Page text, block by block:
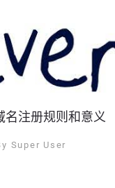
注册规则和意义
Super User